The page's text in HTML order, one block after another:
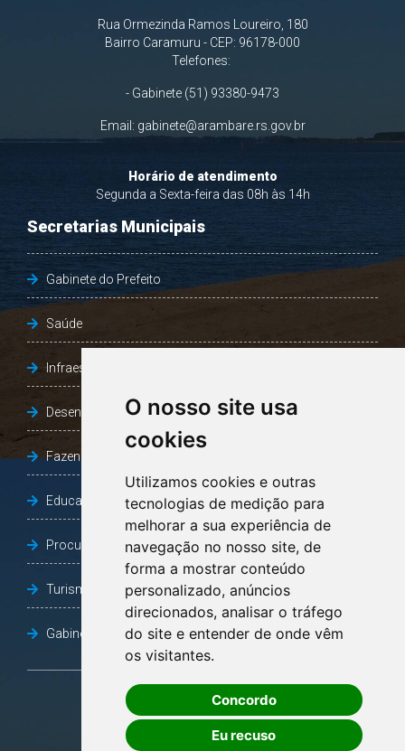
O nosso site usa
cookies
Utilizamos cookies e outras
tecnologias de medição para
melhorar a sua experiência de
navegação no nosso site, de
forma a mostrar conteúdo
personalizado, anúncios
direcionados, analisar o tráfego
do site e entender de onde vêm
os visitantes.
Concordo
Eu recuso
Rua Ormezinda Ramos Loureiro, 180
Bairro Caramuru - CEP: 96178-000
Telefones:
- Gabinete (51) 93380-9473
Email: gabinete@arambare.rs.gov.br
Horário de atendimento
Segunda a Sexta-feira das 08h às 14h
Secretarias Municipais
Gabinete do Prefeito
Saúde
Infraestrutura, Agricultura e Meio Ambiente
Desenvolvimento Social
Fazenda e Desenvolvimento Econômico
Educação
Procuradoria Geral do Município
Turismo, Desporto e Cultura
Gabinete Vice-Prefeito
OUVIDORIA